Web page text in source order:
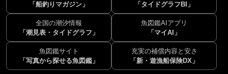
「船釣りマガジン」
「タイドグラフBI」
全国の潮汐情報
「潮見表・タイドグラフ」
魚図鑑AIアプリ
「マイAI」
魚図鑑サイト
「写真から探せる魚図鑑」
充実の補償内容と安さ
「新・遊漁船保険DX」